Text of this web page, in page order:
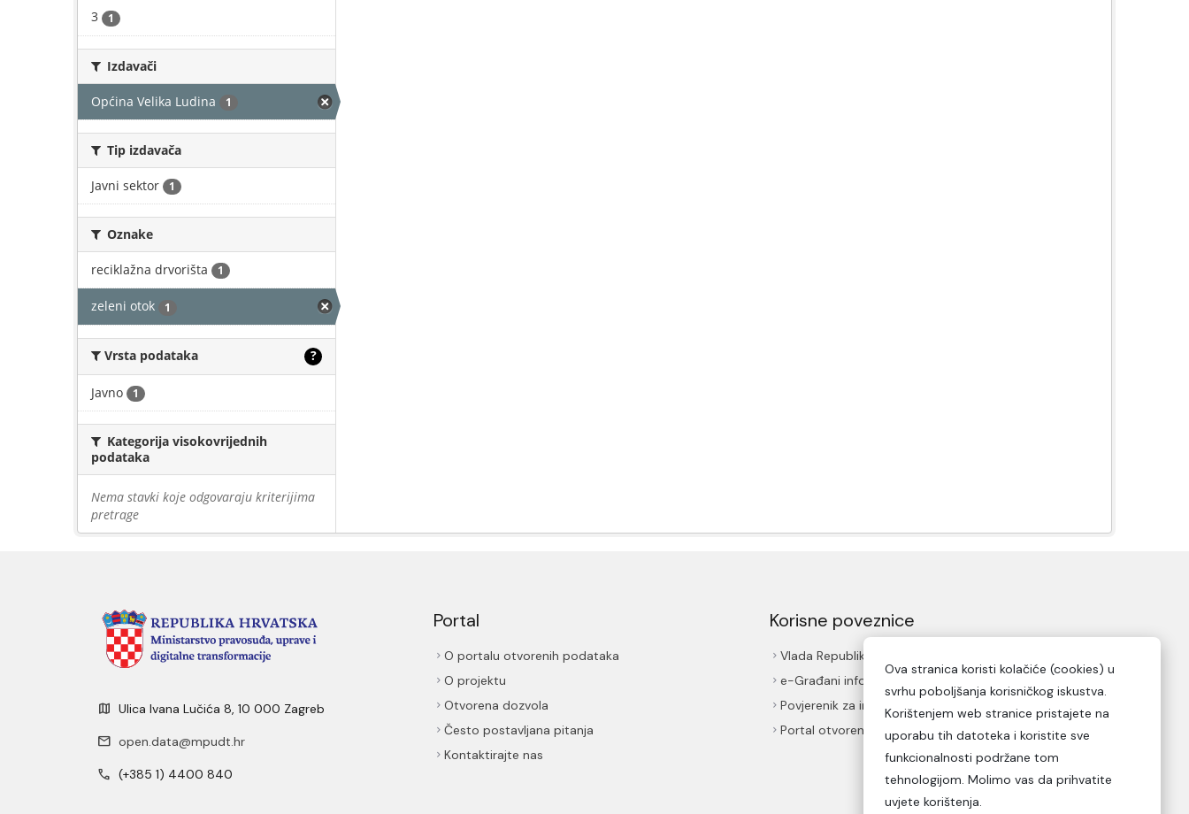
3 1
Izdavači
Općina Velika Ludina 1
Tip izdavača
Javni sektor 1
Oznake
reciklažna drvorišta 1
zeleni otok 1
Vrsta podataka ?
Javno 1
Kategorija visokovrijednih
podataka
Nema stavki koje odgovaraju kriterijima
pretrage